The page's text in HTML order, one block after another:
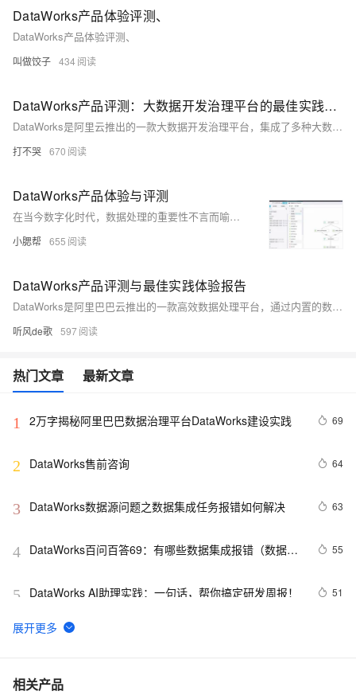
DataWorks产品体验评测、
DataWorks产品体验评测、
叫做饺子 434
DataWorks产品评测：大数据开发治理平台的最佳实践与体验
DataWorks是阿里云推出的一款大数据开发治理平台，集成了多种大数据引擎，支持数据集成、开发、分析和任务调度。本文通过用户画像分析的最佳实践，评测了DataWorks的功能和使用体验，并提出了优化建议。通过实践，DataWorks在数据整合、清洗及可视化方面表现出色，适合企业高效管理和分析数据。
打不哭 670
DataWorks产品体验与评测
在当今数字化时代，数据处理的重要性不言而喻。DataWorks作为一款数据开发治理平台，在数据处理领域占据着重要的地位。通过对DataWorks产品的体验使用，我们可以深入了解其功能、优势以及存在的问题，并且与其他数据处理工具进行对比，从而为企业、工作或学习中的数据处理提供有价值的参考。
小腮帮 655
DataWorks产品评测与最佳实践体验报告
DataWorks是阿里巴巴云推出的一款高效数据处理平台，通过内置的数据集成工具和ETL功能，实现了多源数据的自动化处理与分析。本文介绍了DataWorks在用户画像分析中的应用实践，展示了其如何帮助企业高效管理数据资源，支持决策制定及营销优化。同时，文章还评测了DataWorks的产品体验，包括开通流程、功能满足度等方面，并与其它数据开发平台进行了比较，突出了DataWorks在易用性、性能和生态完整性上的优势。最后，对Data Studio新版本中的Notebook环境进行了初步探索，强调了其在提升开发效率方面的价值。
听风de歌 597
热门文章 最新文章
1 2万字揭秘阿里巴巴数据治理平台DataWorks建设实践 69
2 DataWorks售前咨询 64
3 DataWorks数据源问题之数据集成任务报错如何解决 63
4 DataWorks百问百答69：有哪些数据集成报错（数据集
55
5 DataWorks AI助理实践：一句话，帮你搞定研发周报！ 51
6
DataWorks AI助理实践：在钉钉让AI助理帮你盯任务、
7 DataWorks Data Agent：一句话搞定数据开发，让周期
相关产品